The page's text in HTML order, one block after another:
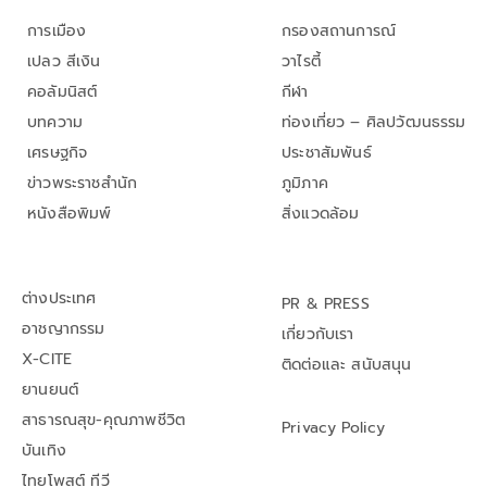
การเมือง
เปลว สีเงิน
คอลัมนิสต์
บทความ
เศรษฐกิจ
ข่าวพระราชสำนัก
หนังสือพิมพ์
กรองสถานการณ์
วาไรตี้
กีฬา
ท่องเที่ยว – ศิลปวัฒนธรรม
ประชาสัมพันธ์
ภูมิภาค
สิ่งแวดล้อม
ต่างประเทศ
อาชญากรรม
X-CITE
ยานยนต์
สาธารณสุข-คุณภาพชีวิต
บันเทิง
ไทยโพสต์ ทีวี
PR & PRESS
เกี่ยวกับเรา
ติดต่อและ สนับสนุน
Privacy Policy